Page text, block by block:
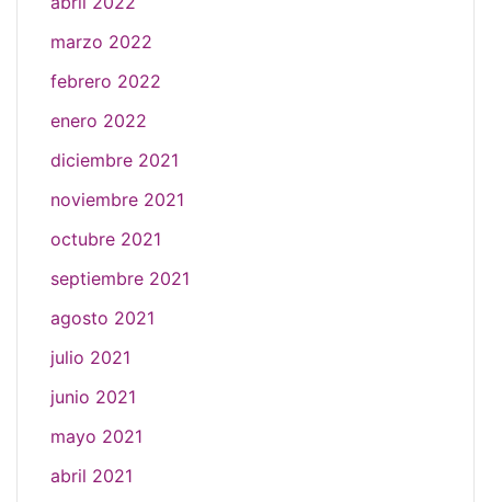
marzo 2022
febrero 2022
enero 2022
diciembre 2021
noviembre 2021
octubre 2021
septiembre 2021
agosto 2021
julio 2021
junio 2021
mayo 2021
abril 2021